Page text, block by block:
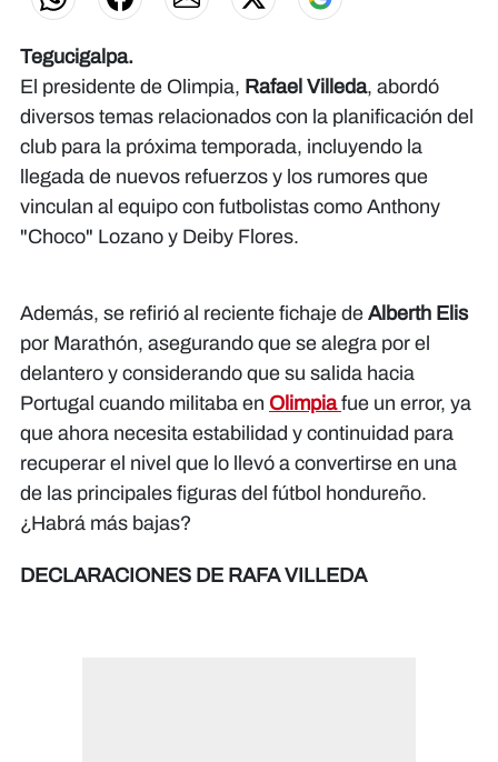
Tegucigalpa.
El presidente de Olimpia, Rafael Villeda, abordó
diversos temas relacionados con la planificación del
club para la próxima temporada, incluyendo la
llegada de nuevos refuerzos y los rumores que
vinculan al equipo con futbolistas como Anthony
"Choco" Lozano y Deiby Flores.
Además, se refirió al reciente fichaje de Alberth Elis
por Marathón, asegurando que se alegra por el
delantero y considerando que su salida hacia
Portugal cuando militaba en Olimpiafue un error, ya
que ahora necesita estabilidad y continuidad para
recuperar el nivel que lo llevó a convertirse en una
de las principales figuras del fútbol hondureño.
¿Habrá más bajas?
DECLARACIONES DE RAFA VILLEDA